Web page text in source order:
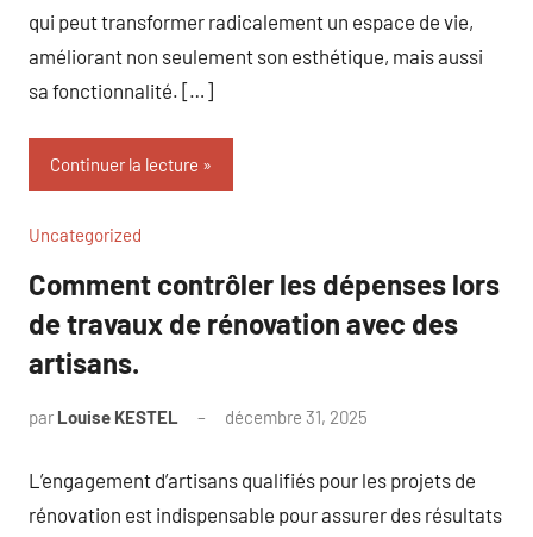
qui peut transformer radicalement un espace de vie,
améliorant non seulement son esthétique, mais aussi
sa fonctionnalité. […]
Continuer la lecture
Uncategorized
Comment contrôler les dépenses lors
de travaux de rénovation avec des
artisans.
par Louise KESTEL décembre 31, 2025
L’engagement d’artisans qualifiés pour les projets de
rénovation est indispensable pour assurer des résultats